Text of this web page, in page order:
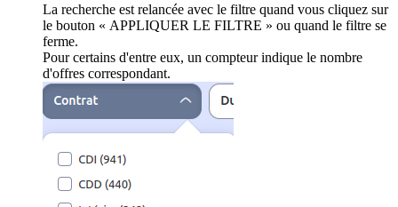
La recherche est relancée avec le filtre quand vous cliquez sur
le bouton « APPLIQUER LE FILTRE » ou quand le filtre se
ferme.
Pour certains d'entre eux, un compteur indique le nombre
d'offres correspondant.